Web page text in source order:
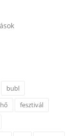
bubl
fesztivál